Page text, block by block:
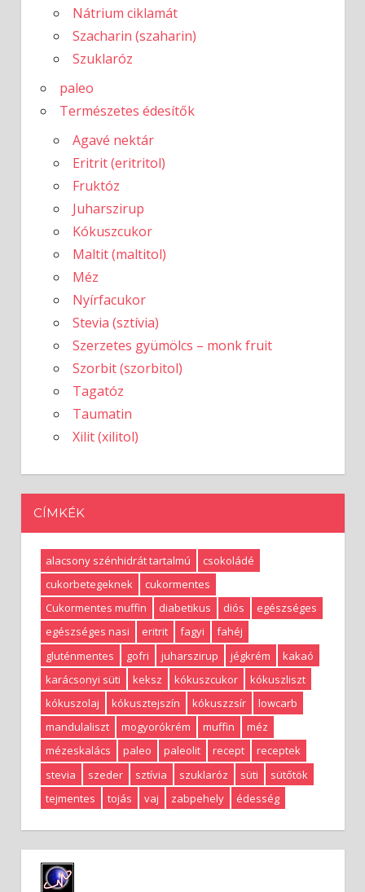
Nátrium ciklamát
Szacharin (szaharin)
Szuklaróz
paleo
Természetes édesítők
Agavé nektár
Eritrit (eritritol)
Fruktóz
Juharszirup
Kókuszcukor
Maltit (maltitol)
Méz
Nyírfacukor
Stevia (sztívia)
Szerzetes gyümölcs – monk fruit
Szorbit (szorbitol)
Tagatóz
Taumatin
Xilit (xilitol)
CÍMKÉK
alacsony szénhidrát tartalmú
csokoládé
cukorbetegeknek
cukormentes
Cukormentes muffin
diabetikus diós
egészséges
egészséges nasi
eritrit fagyi
fahéj
gluténmentes
gofri juharszirup jégkrém
kakaó
karácsonyi süti
keksz kókuszcukor
kókuszliszt
kókuszolaj
kókusztejszín kókuszzsír
lowcarb
mandulaliszt
mogyorókrém muffin
méz
mézeskalács
paleo paleolit recept
receptek
stevia
szeder sztívia szuklaróz süti
sütőtök
tejmentes
tojás vaj zabpehely édesség